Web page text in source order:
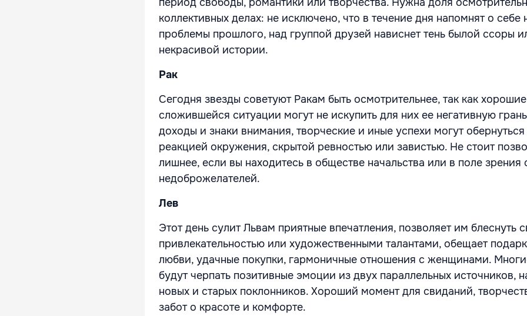
коллективных делах: не исключено, что в течение дня напомнят о себе
проблемы прошлого, над группой друзей нависнет тень былой ссоры
некрасивой истории.
Рак
Сегодня звезды советуют Ракам быть осмотрительнее, так как
сложившейся ситуации могут не искупить для них ее негативную
доходы и знаки внимания, творческие и иные успехи могут обернуться
реакцией окружения, скрытой ревностью или завистью. Не стоит
лишнее, если вы находитесь в обществе начальства или в поле зрения
недоброжелателей.
Лев
Этот день сулит Львам приятные впечатления, позволяет им блеснуть
привлекательностью или художественными талантами, обещает
любви, удачные покупки, гармоничные отношения с женщинами.
будут черпать позитивные эмоции из двух параллельных источников,
новых и старых поклонников. Хороший момент для свиданий,
забот о красоте и комфорте.